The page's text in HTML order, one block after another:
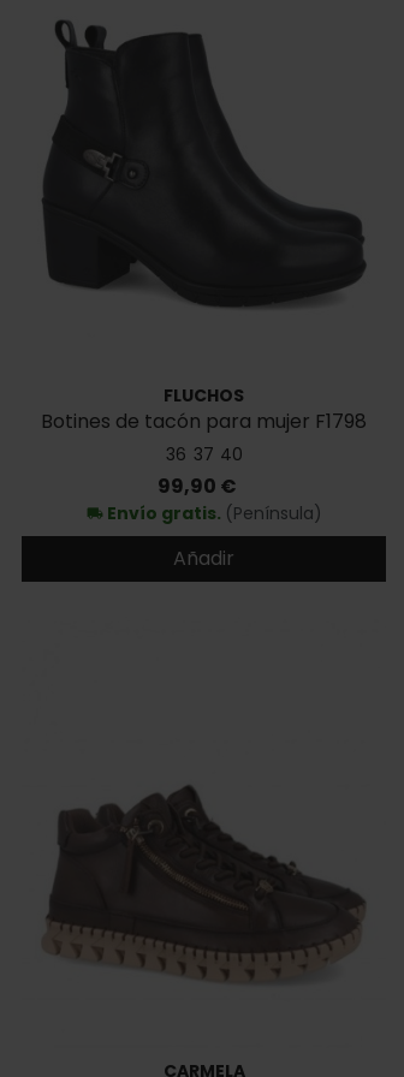
FLUCHOS
Botines de tacón para mujer F1798
36 37 40
Precio
99,90 €
local_shipping Envío gratis. (Península)
Añadir
CARMELA